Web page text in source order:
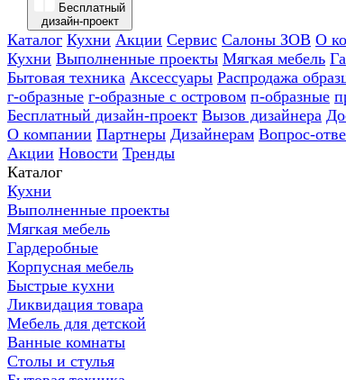
Бесплатный
дизайн-проект
Каталог Кухни Акции Сервис Салоны ЗОВ О
Кухни Выполненные проекты Мягкая мебель
Бытовая техника Аксессуары Распродажа
г-образные г-образные с островом п-образные
Бесплатный дизайн-проект Вызов дизайнера
О компании Партнеры Дизайнерам Вопрос-
Акции Новости Тренды
Каталог
Кухни
Выполненные проекты
Мягкая мебель
Гардеробные
Корпусная мебель
Быстрые кухни
Ликвидация товара
Мебель для детской
Ванные комнаты
Столы и стулья